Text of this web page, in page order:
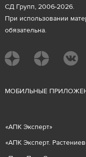
СД Групп, 2006-2026.
При использовании
обязательна.
МОБИЛЬНЫЕ
«АПК Эксперт»
«АПК Эксперт.